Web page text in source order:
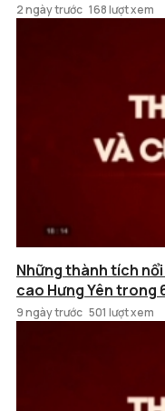
2 ngày trước 168 lượt xem
Những thành tích
cao Hưng Yên trong
9 ngày trước 501 lượt xem